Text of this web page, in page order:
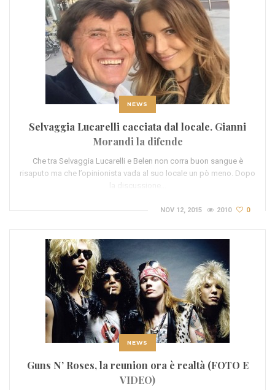
NEWS
Selvaggia Lucarelli cacciata dal locale. Gianni
Morandi la difende
Che tra Selvaggia Lucarelli e Belen non corra buon sangue è
risaputo ma che l’opinionista vada al suo locale un pò meno. Dopo
NOV 12, 2015 2010 0
NEWS
Guns N’ Roses, la reunion ora è realtà (FOTO E
VIDEO)